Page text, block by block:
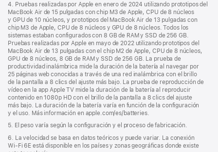
4. Pruebas realizadas por Apple en enero de 2024 utilizando prototipos del
MacBook Air de 15 pulgadas con chip M3 de Apple, CPU de 8 núcleos
y GPU de 10 núcleos, y prototipos del MacBook Air de 13 pulgadas con
chip M3 de Apple, CPU de 8 núcleos y GPU de 8 núcleos. Todos los
sistemas estaban configurados con 8 GB de RAM y SSD de 256 GB.
Pruebas realizadas por Apple en mayo de 2022 utilizando prototipos del
MacBook Air de 13 pulgadas con el chip M2 de Apple, CPU de 8 núcleos,
GPU de 8 núcleos, 8 GB de RAM y SSD de 256 GB. La prueba de
productividad inalámbrica mide la duración de la batería al navegar por
25 páginas web conocidas a través de una red inalámbrica con el brillo
de la pantalla a 8 clics del ajuste más bajo. La prueba de reproducción de
vídeo en la app Apple TV mide la duración de la batería al reproducir
contenido en 1080p HD con el brillo de la pantalla a 8 clics del ajuste
más bajo. La duración de la batería varía en función de la configuración
y el uso. Más información en apple.com/es/batteries.
5. El peso varía según la configuración y el proceso de fabricación.
6. La velocidad se basa en datos teóricos y puede variar. La conexión
Wi‑Fi 6E está disponible en los países y zonas geográficas donde existe